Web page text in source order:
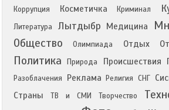
Коррупция Косметичка Криминал
Литература Лытдыбр Медицина
Общество Олимпиада Отдых
Политика Природа Происшествия
Разоблачения
Реклама Религия СНГ
Страны
ТВ и СМИ Творчество